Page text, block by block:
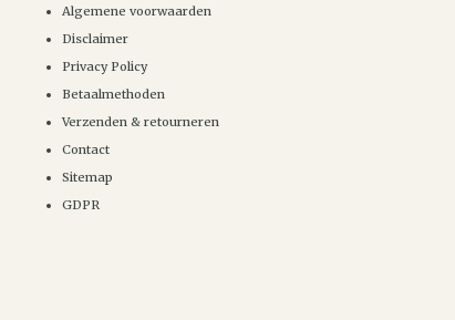
Algemene voorwaarden
Disclaimer
Privacy Policy
Betaalmethoden
Verzenden & retourneren
Contact
Sitemap
GDPR